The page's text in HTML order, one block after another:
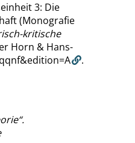
3: Die
(Monografie
kritische
Horn & Hans-
.
“.